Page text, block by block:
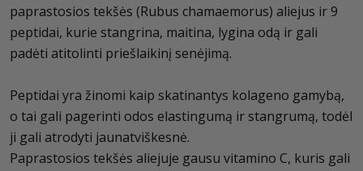
paprastosios tekšės (Rubus chamaemorus) aliejus ir 9
peptidai, kurie stangrina, maitina, lygina odą ir gali
padėti atitolinti priešlaikinį senėjimą.
Peptidai yra žinomi kaip skatinantys kolageno gamybą,
o tai gali pagerinti odos elastingumą ir stangrumą, todėl
ji gali atrodyti jaunatviškesnė.
Paprastosios tekšės aliejuje gausu vitamino C, kuris gali